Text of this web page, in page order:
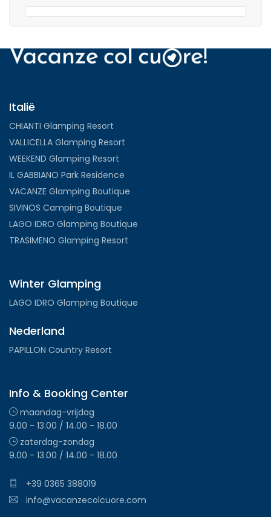
Italië
CHIANTI Glamping Resort
VALLICELLA Glamping Resort
WEEKEND Glamping Resort
IL GABBIANO Park Residence
VACANZE Glamping Boutique
SIVINOS Camping Boutique
LAGO IDRO Glamping Boutique
TRASIMENO Glamping Resort
Winter Glamping
LAGO IDRO Glamping Boutique
Nederland
PAPILLON Country Resort
Info & Booking Center
maandag-vrijdag
9.00 - 13.00 / 14.00 - 18.00
zaterdag-zondag
9.00 - 13.00 / 14.00 - 18.00
+39 0365 388019
info@vacanzecolcuore.com